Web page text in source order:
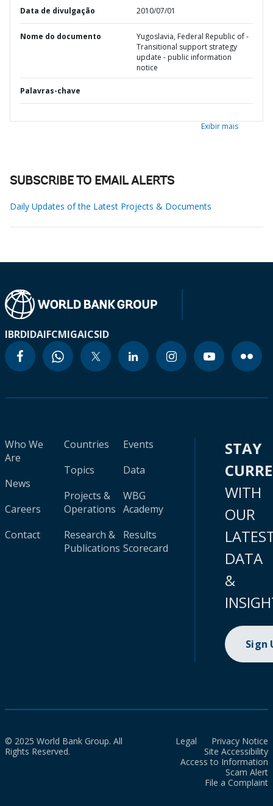
Data de divulgação 2010/07/01
Nome do documento
Yugoslavia, Federal Republic of -
Transitional support strategy
update - public information
notice
Palavras-chave
Exibir mais
SUBSCRIBE TO EMAIL ALERTS
Daily Updates of the Latest Projects & Documents
IBRDIDAIFCMIGAICSID
Who We
Are
News
Careers
Contact
Countries
Topics
Projects &
Operations
Research &
Publications
Events
Data
WBG
Academy
Results
Scorecard
STAY
WITH
OUR
DATA
&
Sign
© 2025 World Bank Group. All
Rights Reserved.
Legal
Privacy Notice
Site Accessibility
Access to Information
Scam Alert
File a Complaint